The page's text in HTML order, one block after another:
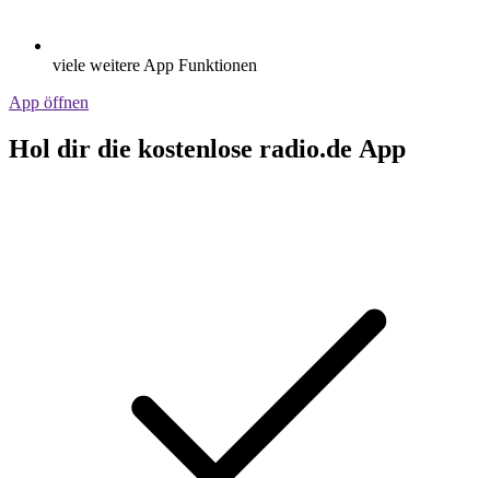
viele weitere App Funktionen
App öffnen
Hol dir die kostenlose radio.de App